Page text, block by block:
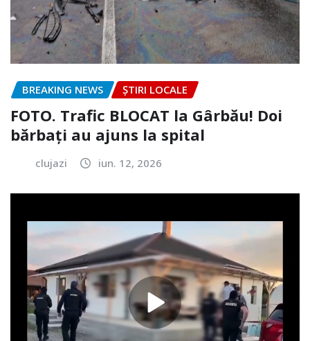
BREAKING NEWS ȘTIRI LOCALE
FOTO. Trafic BLOCAT la Gârbău! Doi
bărbați au ajuns la spital
clujazi iun. 12, 2026